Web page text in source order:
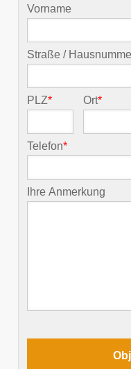
Vorname
Straße /
PLZ* Ort*
Telefon*
Ihre Anmerkung